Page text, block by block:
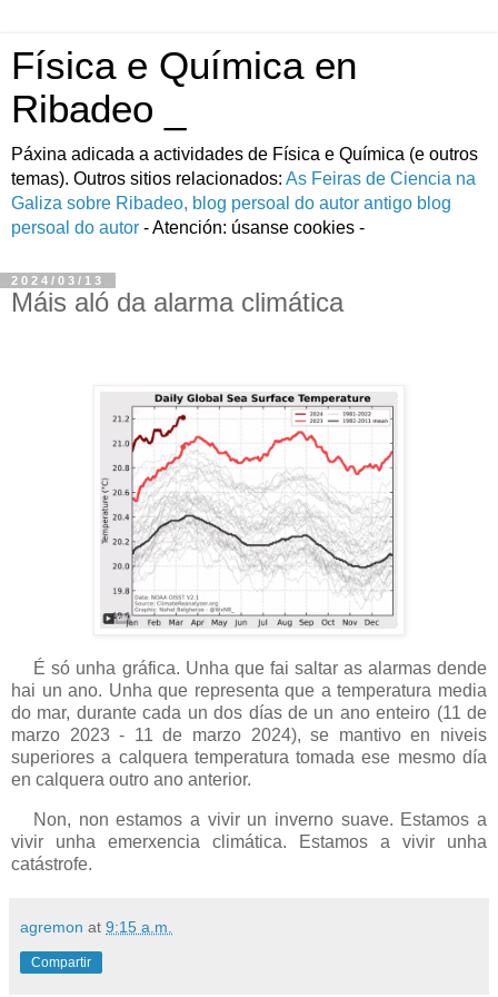
Física e Química en
Ribadeo _
Páxina adicada a actividades de Fí­sica e Quí­mica (e outros
temas). Outros sitios relacionados: As Feiras de Ciencia na
Galiza sobre Ribadeo, blog persoal do autor antigo blog
persoal do autor - Atención: úsanse cookies -
2024/03/13
Máis aló da alarma climática
É só unha gráfica. Unha que fai saltar as alarmas dende
hai un ano. Unha que representa que a temperatura media
do mar, durante cada un dos días de un ano enteiro (11 de
marzo 2023 - 11 de marzo 2024), se mantivo en niveis
superiores a calquera temperatura tomada ese mesmo día
en calquera outro ano anterior.
Non, non estamos a vivir un inverno suave. Estamos a
vivir unha emerxencia climática. Estamos a vivir unha
catástrofe.
agremon at 9:15 a.m.
Compartir